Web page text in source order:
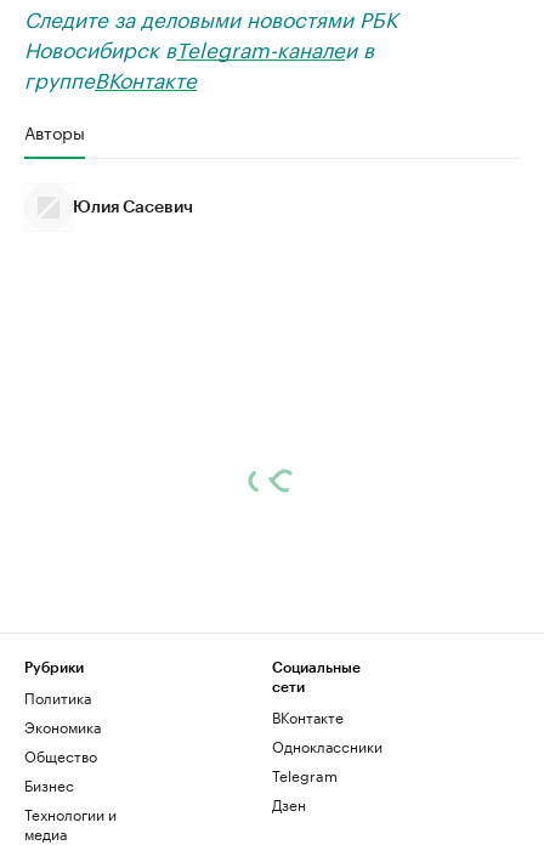
Следите за деловыми новостями РБК
Новосибирск вTelegram-каналеи в
группеВКонтакте
Авторы
Юлия Сасевич
Рубрики
Политика
Экономика
Общество
Бизнес
Технологии и
медиа
Социальные
сети
ВКонтакте
Одноклассники
Telegram
Дзен